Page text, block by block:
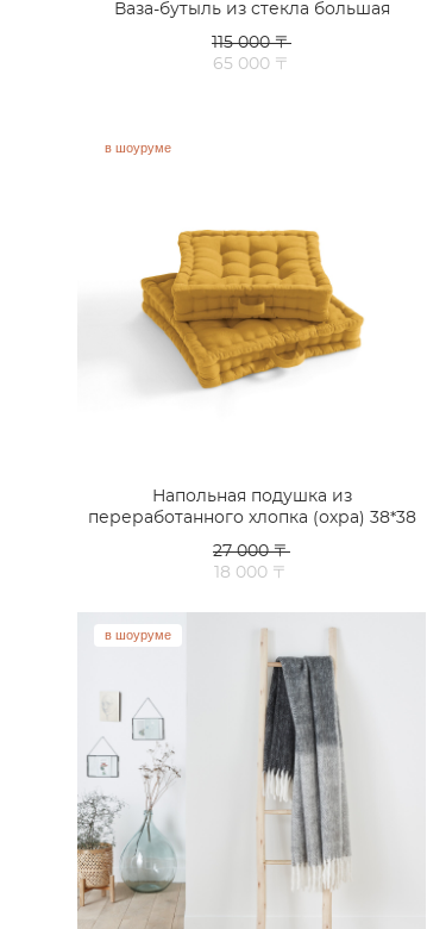
Ваза-бутыль из стекла большая
115 000 〒
65 000 〒
в шоуруме
Напольная подушка из
переработанного хлопка (охра) 38*38
27 000 〒
18 000 〒
в шоуруме